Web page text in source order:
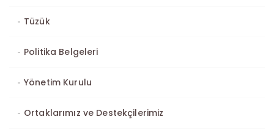
Tüzük
Politika Belgeleri
Yönetim Kurulu
Ortaklarımız ve Destekçilerimiz